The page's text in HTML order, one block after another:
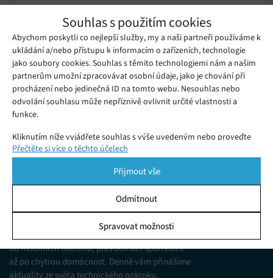
Souhlas s použitím cookies
Abychom poskytli co nejlepší služby, my a naši partneři používáme k
ukládání a/nebo přístupu k informacím o zařízeních, technologie
jako soubory cookies. Souhlas s těmito technologiemi nám a našim
partnerům umožní zpracovávat osobní údaje, jako je chování při
procházení nebo jedinečná ID na tomto webu. Nesouhlas nebo
odvolání souhlasu může nepříznivě ovlivnit určité vlastnosti a
funkce.
Kliknutím níže vyjádřete souhlas s výše uvedeným nebo proveďte
podrobnější rozhodnutí. Vaše volby budou použity pouze na tomto
pomocí přepínačů v Zásadách cookies nebo kliknutím na tlačítko
Spravovat souhlas ve spodní části obrazovky.
Ukládání a/nebo přístup k informacím v zařízení, Porozumění
publiku prostřednictvím statistik nebo kombinací údajů z
různých zdrojů.
Přečtěte si více o těchto účelech
Přijmout vše
Odmítnout
Spravovat možnosti
služby v ruském systému Mir
Pondělí 28. 03. 2022 Gabriela
Společnost Apple vyřešila skulinu, která některým Rusům
umožňovala nadále používat jejich službu mobilních plateb, a
to navzdory probíhajícím ekonomickým sankcím vůči Rusku.
Jsme web zajímající se o technologické novinky
od mobilních telefonů, přes domácí spotřebiče
až po chytrou domácnost. Denně vám přinášíme
aktuality ze světa technického pokroku,